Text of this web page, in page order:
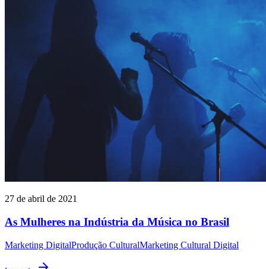
27 de abril de 2021
As Mulheres na Indústria da Música no Brasil
Marketing DigitalProdução CulturalMarketing Cultural Digital